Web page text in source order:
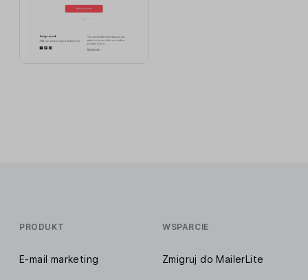
PRODUKT
E-mail marketing
WSPARCIE
Zmigruj do MailerLite